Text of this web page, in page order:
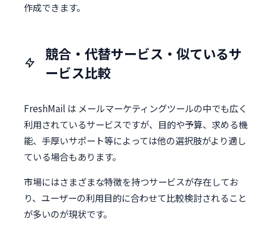
作成できます。
競合・代替サービス・似ているサ
ービス比較
FreshMail は メールマーケティングツールの中でも広く
利用されているサービスですが、目的や予算、求める機
能、手厚いサポート等によっては他の選択肢がより適し
ている場合もあります。
市場にはさまざまな特徴を持つサービスが存在してお
り、ユーザーの利用目的に合わせて比較検討されること
が多いのが現状です。